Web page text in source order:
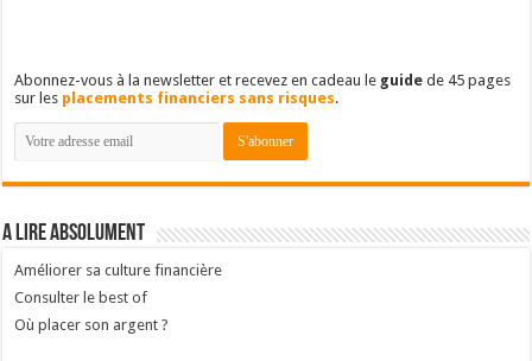
Abonnez-vous à la newsletter et recevez en cadeau le guide de 45 pages
sur les placements financiers sans risques.
A lire absolument
Améliorer sa culture financière
Consulter le best of
Où placer son argent ?